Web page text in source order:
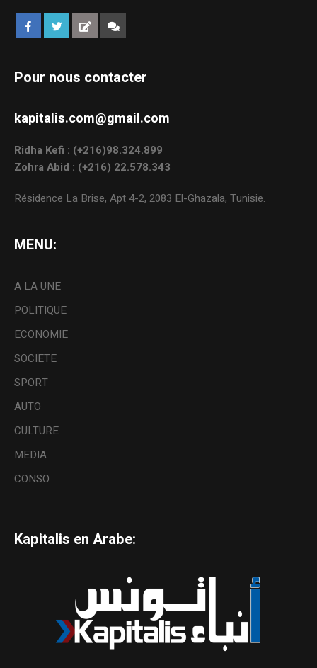
Pour nous contacter
kapitalis.com@gmail.com
Ridha Kefi : (+216)98.324.899
Zohra Abid : (+216) 22.578.343
Résidence La Brise, Apt 4-2, 2083 El-Ghazala, Tunisie.
MENU:
A LA UNE
POLITIQUE
ECONOMIE
SOCIETE
SPORT
AUTO
CULTURE
MEDIA
CONSO
Kapitalis en Arabe: